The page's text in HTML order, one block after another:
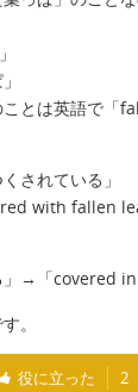
とは英語で「
されている」
with fallen
」→「covered in
。
役に立った 2